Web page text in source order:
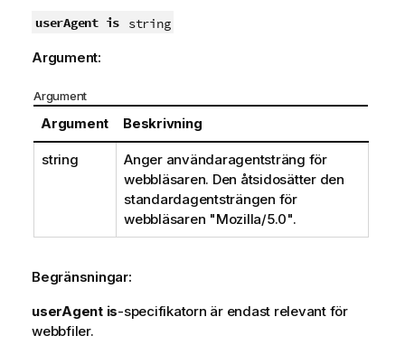
userAgent is string
Argument:
Argument
Argument Beskrivning
string
Anger användaragentsträng för
webbläsaren. Den åtsidosätter den
standardagentsträngen för
webbläsaren "Mozilla/5.0".
Begränsningar:
userAgent is-specifikatorn är endast relevant för
webbfiler.